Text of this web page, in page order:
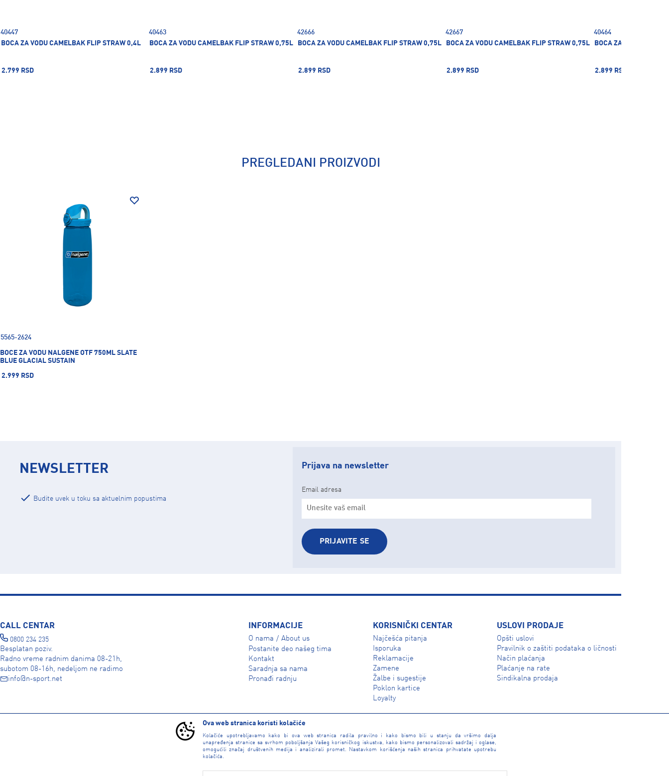
Ova web stranica koristi kolačiće
Kolačiće upotrebljavamo kako bi ova web stranica radila pravilno i kako bismo bili u stanju da vršimo dalja
unapređenja stranice sa svrhom poboljšanja Vašeg korisničkog iskustva, kako bismo personalizovali sadržaj i oglase,
omogućili značaj društvenih medija i analizirali promet. Nastavkom korišćenja naših stranica prihvatate upotrebu
kolačića.
40447
BOCA ZA VODU CAMELBAK FLIP STRAW 0,4L
2.799 RSD
40463
BOCA ZA VODU CAMELBAK FLIP STRAW 0,75L
2.899 RSD
42666
BOCA ZA VODU CAMELBAK FLIP STRAW 0,75L
2.899 RSD
42667
BOCA ZA VODU CAMELBAK FLIP STRAW 0,75L
2.899 RSD
40464
BOCA ZA VODU
2.899 RSD
PREGLEDANI PROIZVODI
5565-2624
BOCE ZA VODU NALGENE OTF 750ML SLATE
BLUE GLACIAL SUSTAIN
2.999 RSD
NEWSLETTER
Budite uvek u toku sa aktuelnim popustima
Prijava na newsletter
Email adresa
PRIJAVITE SE
CALL CENTAR
0800 234 235
Besplatan poziv.
Radno vreme radnim danima 08-21h,
subotom 08-16h, nedeljom ne radimo
info@n-sport.net
INFORMACIJE
O nama / About us
Postanite deo našeg tima
Kontakt
Saradnja sa nama
Pronađi radnju
KORISNIČKI CENTAR
Najčešća pitanja
Isporuka
Reklamacije
Zamene
Žalbe i sugestije
Poklon kartice
Loyalty
USLOVI PRODAJE
Opšti uslovi
Pravilnik o zaštiti podataka o ličnosti
Način plaćanja
Plaćanje na rate
Sindikalna prodaja